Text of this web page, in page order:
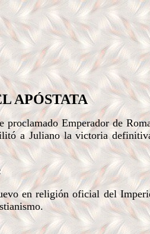
APÓSTATA
Emperador de
a Juliano la victoria
en religión oficial del